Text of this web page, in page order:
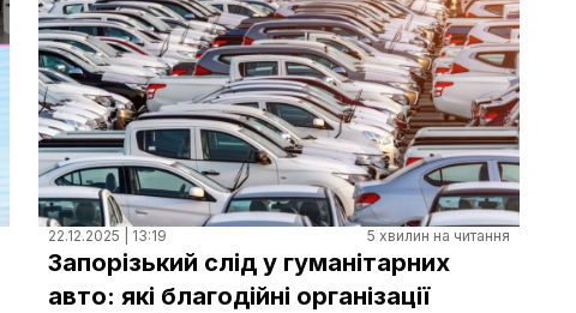
22.12.2025 | 13:19 5 хвилин на читання
Запорізький слід у гуманітарних
авто: які благодійні організації